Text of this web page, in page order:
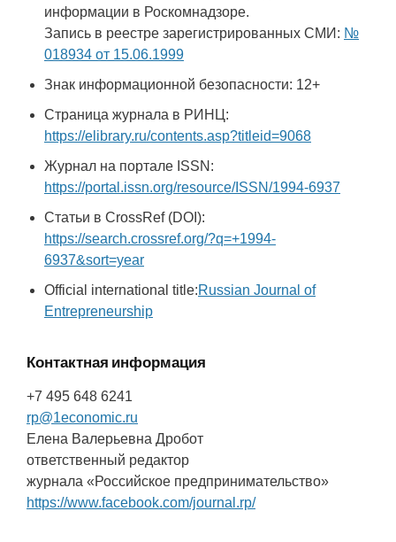
информации в Роскомнадзоре.
Запись в реестре зарегистрированных СМИ: №
018934 от 15.06.1999
Знак информационной безопасности: 12+
Страница журнала в РИНЦ:
https://elibrary.ru/contents.asp?titleid=9068
Журнал на портале ISSN:
https://portal.issn.org/resource/ISSN/1994-6937
Статьи в CrossRef (DOI):
https://search.crossref.org/?q=+1994-
6937&sort=year
Official international title:Russian Journal of
Entrepreneurship
Контактная информация
+7 495 648 6241
rp@1economic.ru
Елена Валерьевна Дробот
ответственный редактор
журнала «Российское предпринимательство»
https://www.facebook.com/journal.rp/